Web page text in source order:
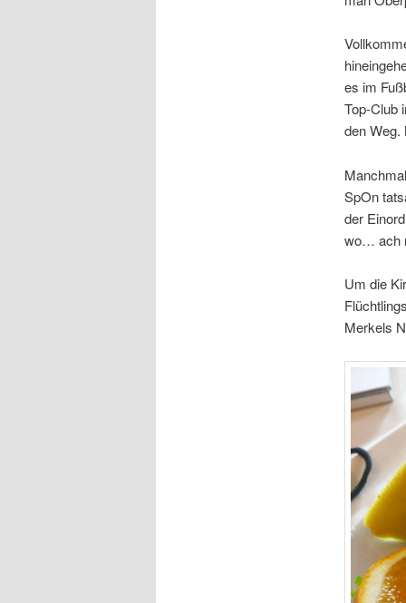
es im
Top-Club
den Weg.
SpOn
der
wo… ach
Um die
Merkels